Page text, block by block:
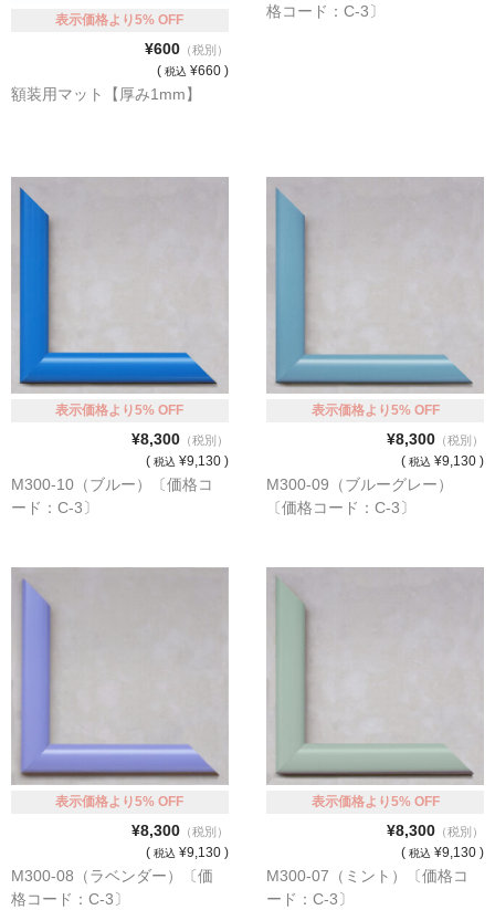
表示価格より5% OFF
¥600（税別）
( 税込 ¥660 )
額装用マット【厚み1mm】
格コード：C-3〕
表示価格より5% OFF
¥8,300（税別）
( 税込 ¥9,130 )
M300-10（ブルー）〔価格コ
ード：C-3〕
表示価格より5% OFF
¥8,300（税別）
( 税込 ¥9,130 )
M300-09（ブルーグレー）
〔価格コード：C-3〕
表示価格より5% OFF
¥8,300（税別）
( 税込 ¥9,130 )
M300-08（ラベンダー）〔価
格コード：C-3〕
表示価格より5% OFF
¥8,300（税別）
( 税込 ¥9,130 )
M300-07（ミント）〔価格コ
ード：C-3〕